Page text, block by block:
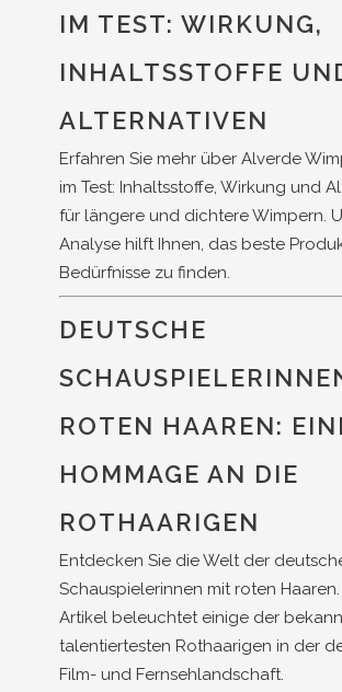
IM TEST: WIRKUNG,
INHALTSSTOFFE
ALTERNATIVEN
Erfahren Sie mehr über Alverde
im Test: Inhaltsstoffe, Wirkung und
für längere und dichtere Wimpern.
Analyse hilft Ihnen, das beste
Bedürfnisse zu finden.
DEUTSCHE
ROTEN HAAREN:
HOMMAGE AN DIE
ROTHAARIGEN
Entdecken Sie die Welt der
Schauspielerinnen mit roten
Artikel beleuchtet einige der
talentiertesten Rothaarigen in der
Film- und Fernsehlandschaft.